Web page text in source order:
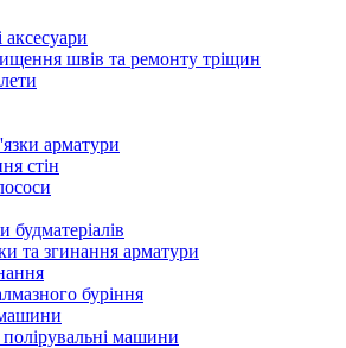
аксесуари
швів та ремонту тріщин
арматури
стін
будматеріалів
та згинання арматури
буріння
машини